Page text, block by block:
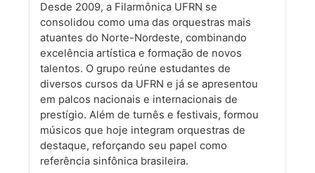
Desde 2009, a Filarmônica UFRN se
consolidou como uma das orquestras mais
atuantes do Norte-Nordeste, combinando
excelência artística e formação de novos
talentos. O grupo reúne estudantes de
diversos cursos da UFRN e já se apresentou
em palcos nacionais e internacionais de
prestígio. Além de turnês e festivais, formou
músicos que hoje integram orquestras de
destaque, reforçando seu papel como
referência sinfônica brasileira.